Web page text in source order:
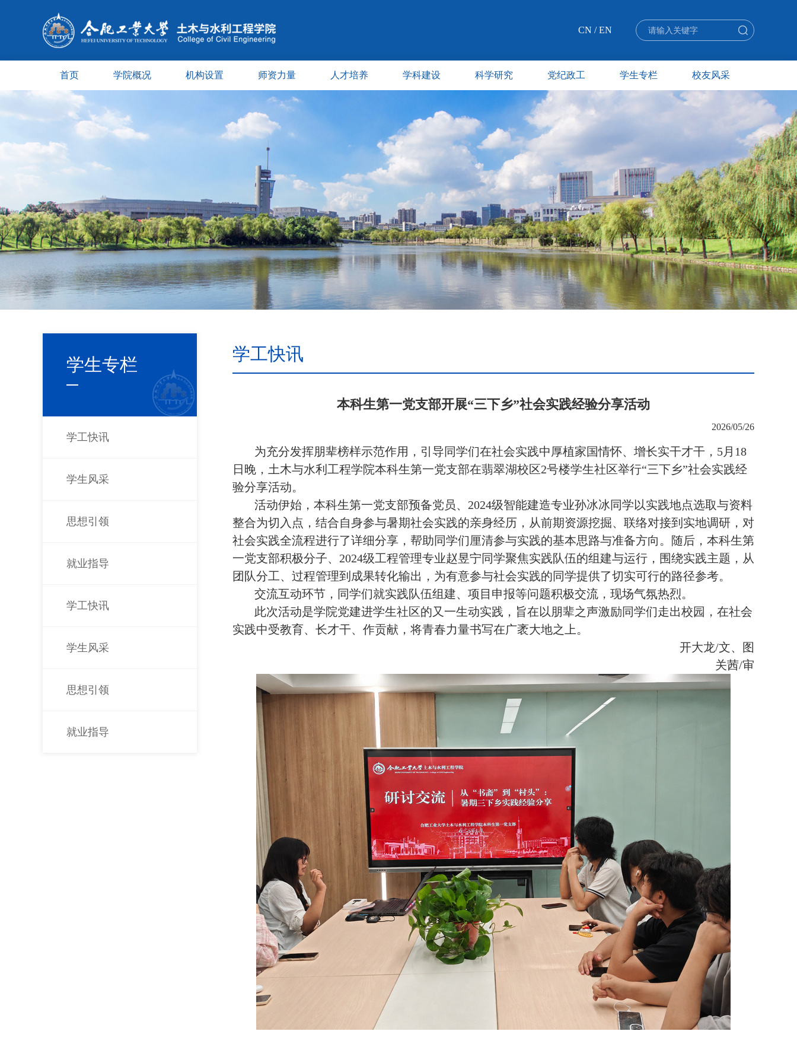
CN /EN
首页 学院概况 机构设置 师资力量 人才培养 学科建设 科学研究 党纪政工 学生专栏 校友风采
学生专栏
学工快讯
学生风采
思想引领
就业指导
学工快讯
学生风采
思想引领
就业指导
学工快讯
本科生第一党支部开展“三下乡”社会实践经验分享活动
2026/05/26
为充分发挥朋辈榜样示范作用，引导同学们在社会实践中厚植家国情怀、增长实干才干， 5月18
日晚，土木与水利工程学院本科生第一党支部在翡翠湖校区2号楼学生社区举行“三下乡”社会实践经
验分享活动。
活动伊始 ，本科生第一党支部预备党员、 2024级智能建造专业孙冰冰同学以实践地点选取与资料
整合为切入点，结合自身参与暑期社会实践的亲身经历，从前期资源挖掘、联络对接到实地调研，对
社会实践全流程进行了详细分享，帮助同学们厘清参与实践的基本思路与准备方向。 随后，本科生第
一党支部积极分子、 2024级工程管理专业赵昱宁同学聚焦实践队伍的组建与运行，围绕实践主题，从
团队分工、过程管理到成果转化输出，为有意参与社会实践的同学提供了切实可行的路径参考。
交流互动环节，同学们就实践队伍组建、项目申报等问题积极交流，现场气氛热烈。
此次活动是学院党建进学生社区的又一生动实践，旨在以朋辈之声激励同学们走出校园，在社会
实践中受教育、长才干、作贡献，将青春力量书写在广袤大地之上。
开大龙/文、
图
关茜/审